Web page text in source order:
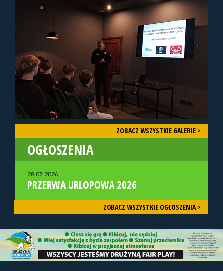
ZOBACZ WSZYSTKIE GALERIE >
OGŁOSZENIA
28.07.2026
PRZERWA URLOPOWA 2026
ZOBACZ WSZYSTKIE OGŁOSZENIA >